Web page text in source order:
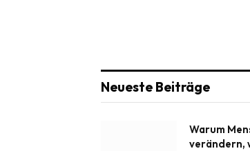
Neueste Beiträge
Warum
verändern,